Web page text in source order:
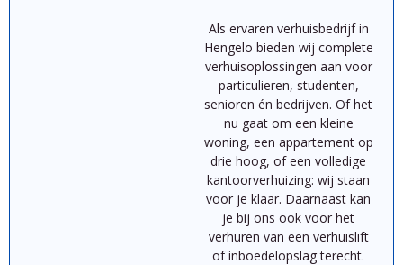
Als ervaren verhuisbedrijfin
Hengelo bieden wij complete
verhuisoplossingen aan voor
particulieren, studenten,
senioren én bedrijven. Ofhet
nu gaat om een kleine
woning, een appartement op
drie hoog, ofeen volledige
kantoorverhuizing: wij staan
voor je klaar. Daarnaast kan
je bij ons ook voor het
verhuren van een verhuislift
of inboedelopslag terecht.